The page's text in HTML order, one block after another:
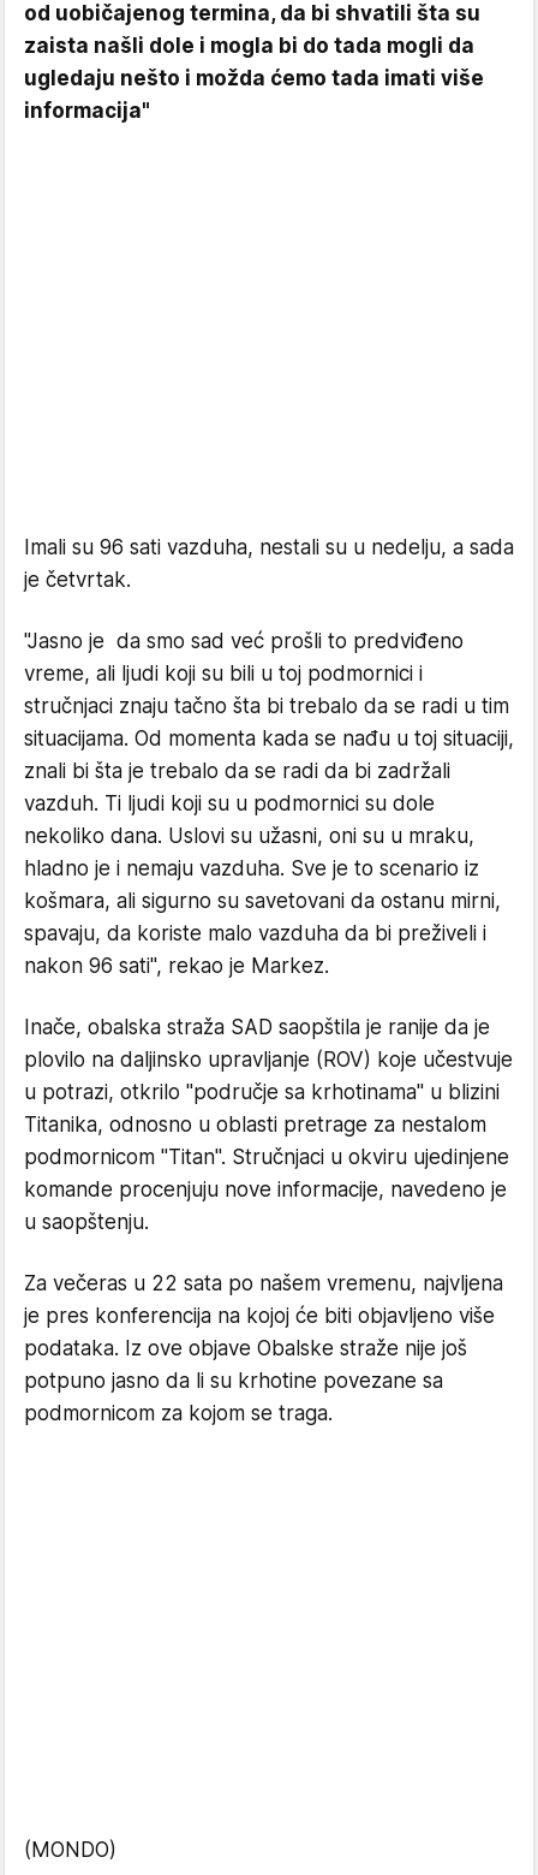
od uobičajenog termina, da bi shvatili šta su
zaista našli dole i mogla bi do tada mogli da
ugledaju nešto i možda ćemo tada imati više
informacija"
Imali su 96 sati vazduha, nestali su u nedelju, a sada
je četvrtak.
"Jasno je da smo sad već prošli to predviđeno
vreme, ali ljudi koji su bili u toj podmornici i
stručnjaci znaju tačno šta bi trebalo da se radi u tim
situacijama. Od momenta kada se nađu u toj situaciji,
znali bi šta je trebalo da se radi da bi zadržali
vazduh. Ti ljudi koji su u podmornici su dole
nekoliko dana. Uslovi su užasni, oni su u mraku,
hladno je i nemaju vazduha. Sve je to scenario iz
košmara, ali sigurno su savetovani da ostanu mirni,
spavaju, da koriste malo vazduha da bi preživeli i
nakon 96 sati", rekao je Markez.
Inače, obalska straža SAD saopštila je ranije da je
plovilo na daljinsko upravljanje (ROV) koje učestvuje
u potrazi, otkrilo "područje sa krhotinama" u blizini
Titanika, odnosno u oblasti pretrage za nestalom
podmornicom "Titan". Stručnjaci u okviru ujedinjene
komande procenjuju nove informacije, navedeno je
u saopštenju.
Za večeras u 22 sata po našem vremenu, najvljena
je pres konferencija na kojoj će biti objavljeno više
podataka. Iz ove objave Obalske straže nije još
potpuno jasno da li su krhotine povezane sa
podmornicom za kojom se traga.
(MONDO)